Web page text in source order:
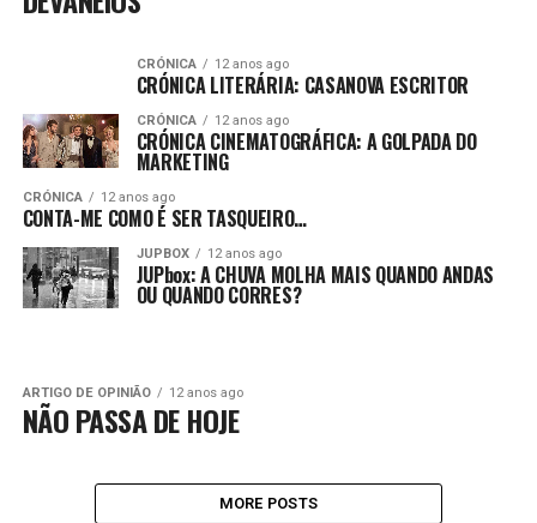
CRÓNICA 12 anos ago
CRÓNICA LITERÁRIA: CASANOVA ESCRITOR
CRÓNICA 12 anos ago
CRÓNICA CINEMATOGRÁFICA: A GOLPADA DO
MARKETING
CRÓNICA 12 anos ago
CONTA-ME COMO É SER TASQUEIRO…
JUPBOX 12 anos ago
JUPbox: A CHUVA MOLHA MAIS QUANDO ANDAS
OU QUANDO CORRES?
ARTIGO DE OPINIÃO 12 anos ago
NÃO PASSA DE HOJE
MORE POSTS